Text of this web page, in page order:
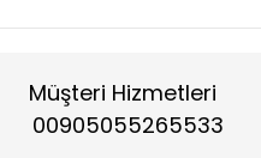
Müşteri Hizmetleri
00905055265533